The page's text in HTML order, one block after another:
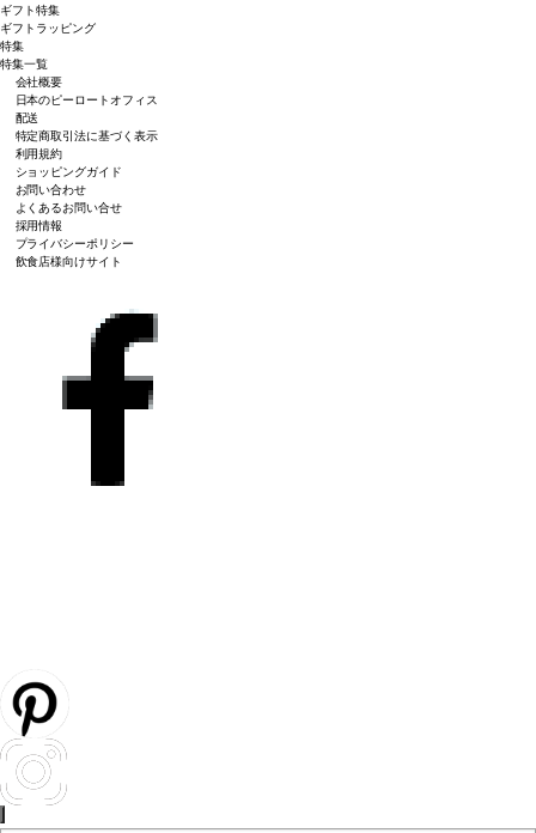
ギフト特集
ギフトラッピング
特集
特集一覧
会社概要
日本のピーロートオフィス
配送
特定商取引法に基づく表示
利用規約
ショッピングガイド
お問い合わせ
よくあるお問い合せ
採用情報
プライバシーポリシー
飲食店様向けサイト